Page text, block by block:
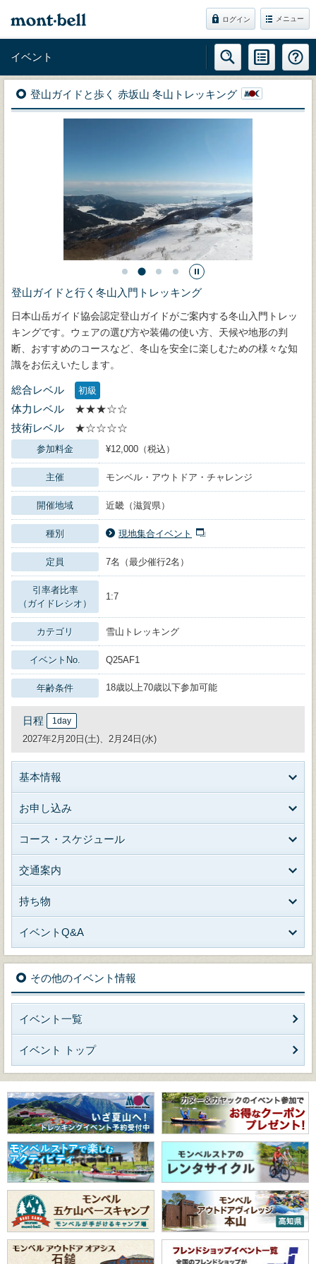
ログイン メニュー
イベント
登山ガイドと歩く 赤坂山 冬山トレッキング
登山ガイドと行く冬山入門トレッキング
日本山岳ガイド協会認定登山ガイドがご案内する冬山入門トレッ
キングです。ウェアの選び方や装備の使い方、天候や地形の判
断、おすすめのコースなど、冬山を安全に楽しむための様々な知
識をお伝えいたします。
総合レベル 初級
体力レベル
★★★☆☆
技術レベル
★☆☆☆☆
参加料金 ¥12,000（税込）
主催 モンベル・アウトドア・チャレンジ
開催地域 近畿（滋賀県）
種別 現地集合イベント
定員 7名（最少催行2名）
引率者比率
（ガイドレシオ）
1:7
カテゴリ 雪山トレッキング
イベントNo. Q25AF1
年齢条件 18歳以上70歳以下参加可能
日程 1day
2027年2月20日(土)、2月24日(水)
基本情報
お申し込み
コース・スケジュール
交通案内
持ち物
イベントQ&A
その他のイベント情報
イベント一覧
イベント トップ